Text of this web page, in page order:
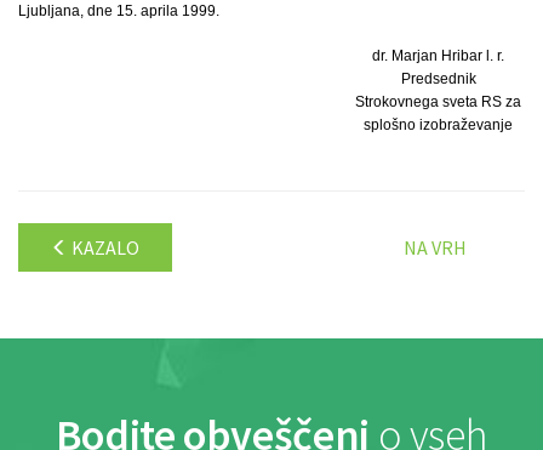
Ljubljana, dne 15. aprila 1999.
dr. Marjan Hribar l. r.
Predsednik
Strokovnega sveta RS za
splošno izobraževanje
KAZALO NA VRH
Bodite obveščeni o vseh